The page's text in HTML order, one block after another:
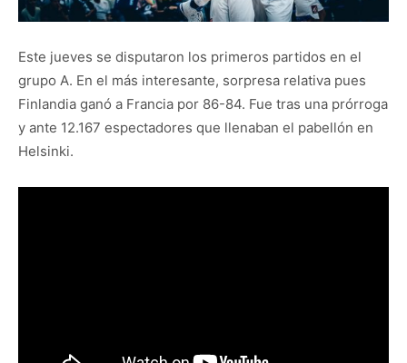
Este jueves se disputaron los primeros partidos en el
grupo A. En el más interesante, sorpresa relativa pues
Finlandia ganó a Francia por 86-84. Fue tras una prórroga
y ante 12.167 espectadores que llenaban el pabellón en
Helsinki.